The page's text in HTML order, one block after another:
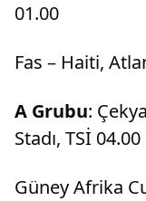
01.00
Fas – Haiti,
A Grubu:
Stadı, TSİ 04.00
Güney Afrika